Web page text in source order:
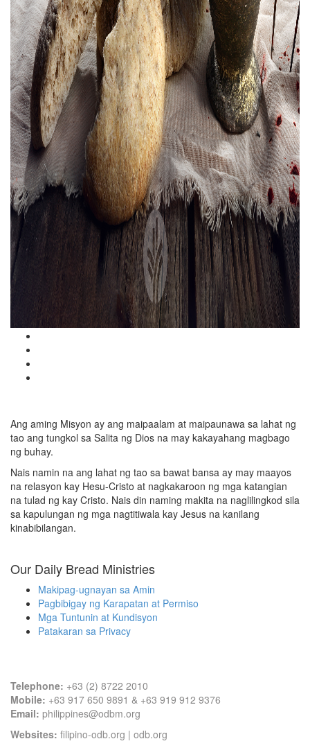
Ang aming Misyon ay ang maipaalam at maipaunawa sa lahat ng
tao ang tungkol sa Salita ng Dios na may kakayahang magbago
ng buhay.
Nais namin na ang lahat ng tao sa bawat bansa ay may maayos
na relasyon kay Hesu-Cristo at nagkakaroon ng mga katangian
na tulad ng kay Cristo. Nais din naming makita na naglilingkod sila
sa kapulungan ng mga nagtitiwala kay Jesus na kanilang
kinabibilangan.
Our Daily Bread Ministries
Makipag-ugnayan sa Amin
Pagbibigay ng Karapatan at Permiso
Mga Tuntunin at Kundisyon
Patakaran sa Privacy
Telephone: +63 (2) 8722 2010
Mobile: +63 917 650 9891 & +63 919 912 9376
Email: philippines@odbm.org
Websites: filipino-odb.org | odb.org